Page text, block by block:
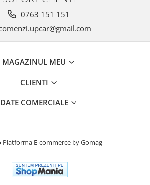
0763 151 151
MAGAZINUL MEU
CLIENTI
DATE COMERCIALE
Platforma E-commerce by Gomag